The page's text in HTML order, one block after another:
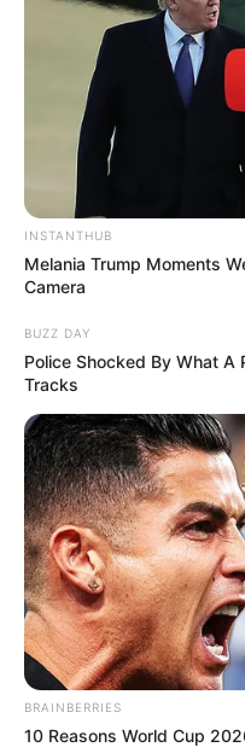
INSTANTHUB
Melania Trump Moments
Camera
BUZZ DAY
Police Shocked By What A
Tracks
BRAINBERRIES
10 Reasons World Cup